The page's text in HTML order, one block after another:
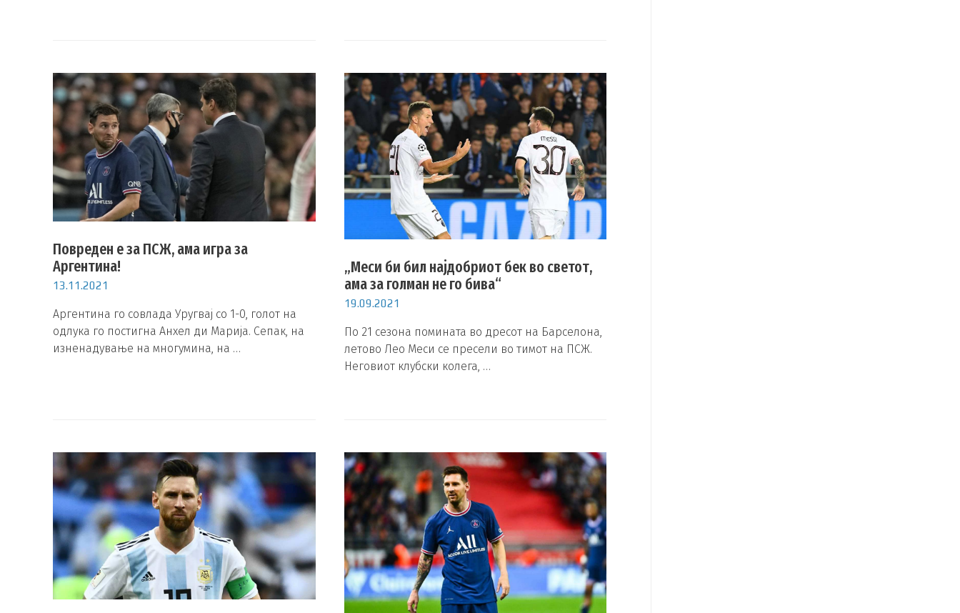
Повреден е за ПСЖ, ама игра за
Аргентина!
13.11.2021
Аргентина го совлада Уругвај со 1-0, голот на
одлука го постигна Анхел ди Марија. Сепак, на
изненадување на многумина, на …
„Меси би бил најдобриот бек во светот,
ама за голман не го бива“
19.09.2021
По 21 сезона помината во дресот на Барселона,
летово Лео Меси се пресели во тимот на ПСЖ.
Неговиот клубски колега, …